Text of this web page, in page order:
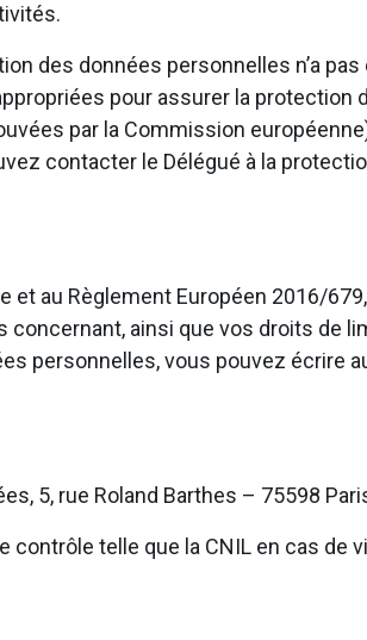
des données personnelles n’a
pour assurer la protection
par la Commission
contacter le Délégué à la
au Règlement Européen 2016/
ainsi que vos droits de
personnelles, vous pouvez écrire
5, rue Roland Barthes – 75598
telle que la CNIL en cas de